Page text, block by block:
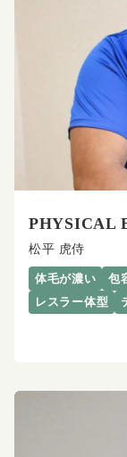
PHYSICAL
松平 虎侍
体毛が濃い 包
レスラー体型